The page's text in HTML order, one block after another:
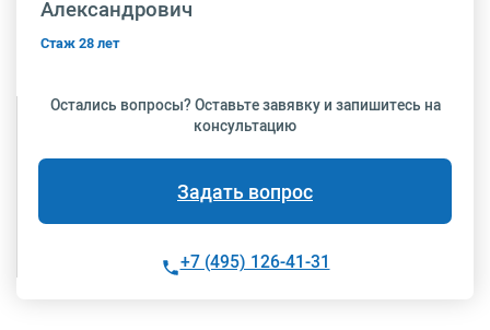
Александрович
Стаж 28 лет
Остались вопросы? Оставьте завявку и запишитесь на
консультацию
Задать вопрос
+7 (495) 126-41-31